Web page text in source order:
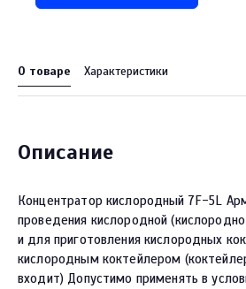
О товаре Характеристики
Описание
Концентратор кислородный 7F-5L
проведения кислородной
и для приготовления кислородных
кислородным коктейлером
входит) Допустимо применять в